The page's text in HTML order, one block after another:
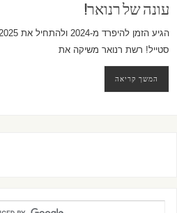
עונה של רנואר!
סטייל! רשת רנואר משיקה את
המשך קריאה